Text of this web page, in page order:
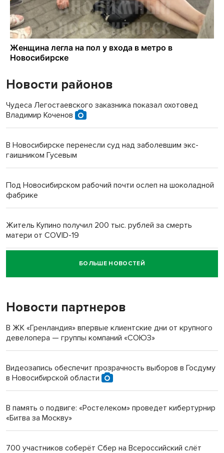
Новости районов
Чудеса Легостаевского заказника показал охотовед
Владимир Коченов
В Новосибирске перенесли суд над заболевшим экс-
гаишником Гусевым
Под Новосибирском рабочий почти ослеп на шоколадной
фабрике
Житель Купино получил 200 тыс. рублей за смерть
матери от COVID-19
Новосибирский суд наказал водителя за смерть
пенсионерки на вокзале
«Мы живём на пастбище!»: в новосибирском селе лошади
терроризируют жителей
Инвалид получил условный срок за избиение врачей
Новосибирский преподаватель с женой вошли в топ-16
Обновлённое отделение ВТБ открылось в Искитиме
БОЛЬШЕ НОВОСТЕЙ
Новости партнеров
В ЖК «Гренландия» впервые клиентские дни от крупного
девелопера — группы компаний «СОЮЗ»
Видеозапись обеспечит прозрачность выборов в Госдуму
в Новосибирской области
В память о подвиге: «Ростелеком» проведет кибертурнир
«Битва за Москву»
700 участников соберёт Сбер на Всероссийский слёт